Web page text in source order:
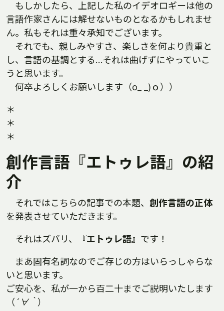
もしかしたら、上記した私のイデオロギーは他の
言語作家さんには解せないものとなるかもしれませ
ん。私もそれは重々承知でございます。
それでも、親しみやすさ、楽しさを何より貴重と
し、言語の基調とする…それは曲げずにやっていこ
うと思います。
何卒よろしくお願いします（o_ _)ｏ））
＊
＊
＊
創作言語『エトゥレ語』の紹
介
それではこちらの記事での本題、 創作言語の正体
を発表させていただきます。
それはズバリ、 『エトゥレ語』 です！
まあ固有名詞なのでご存じの方はいらっしゃらな
いと思います。
ご安心を、私が一から百二十までご説明いたします
（ ´∀｀ ）